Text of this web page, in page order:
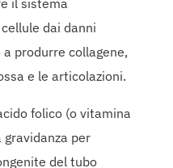
dai danni
produrre collagene,
e le articolazioni.
folico (o vitamina
gravidanza per
del tubo